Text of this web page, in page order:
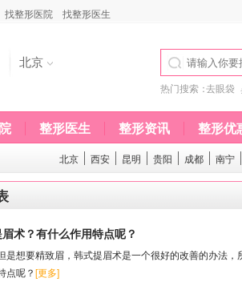
找整形医院 找整形医生
北京
热门搜索：去眼袋
整形医生 整形资讯 整形优
北京 西安 昆明 贵阳 成都 南宁
术？有什么作用特点呢？
是想要精致眉，韩式提眉术是一个很好的改善的办法
点呢？[更多]